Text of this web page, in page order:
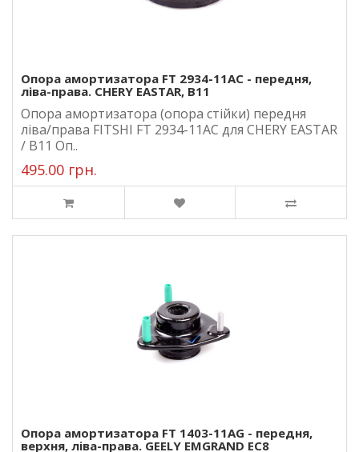
Опора амортизатора FT 2934-11AC - передня,
ліва-права. CHERY EASTAR, B11
Опора амортизатора (опора стійки) передня
ліва/права FITSHI FT 2934-11AC для CHERY EASTAR
/ B11 Оп..
495.00 грн.
Опора амортизатора FT 1403-11AG - передня,
верхня, ліва-права. GEELY EMGRAND EC8